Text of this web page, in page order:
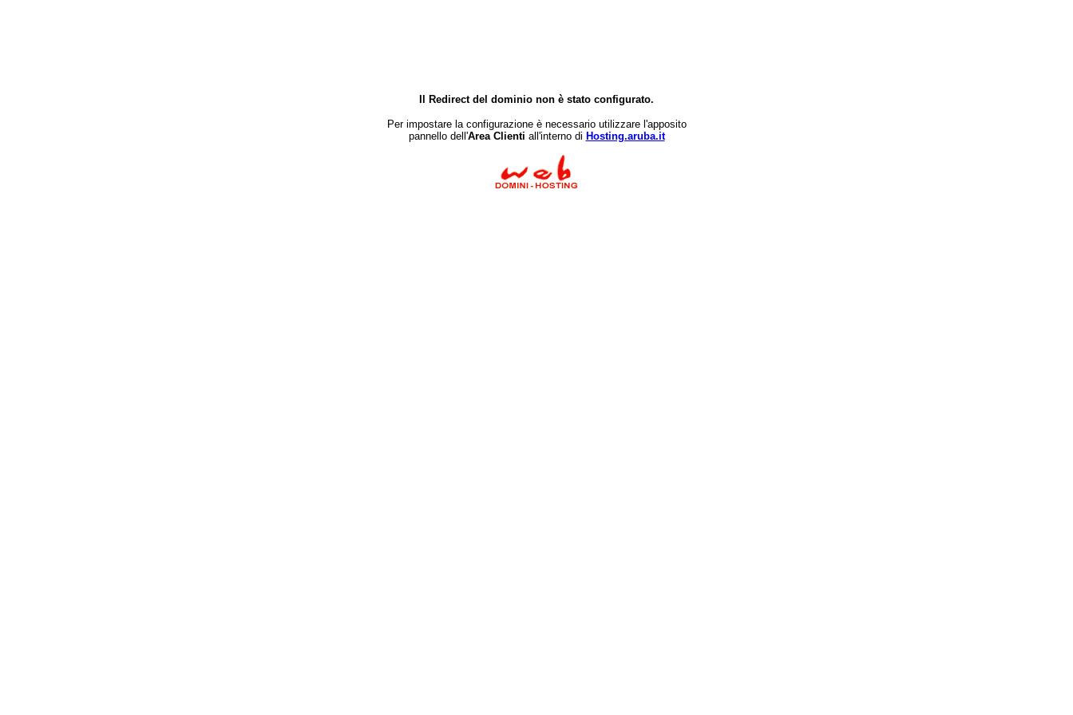
Il Redirect del dominio non è stato configurato.
Per impostare la configurazione è necessario utilizzare l'apposito
pannello dell'Area Clienti all'interno di Hosting.aruba.it